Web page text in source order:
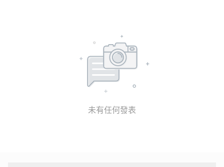
未有任何發表